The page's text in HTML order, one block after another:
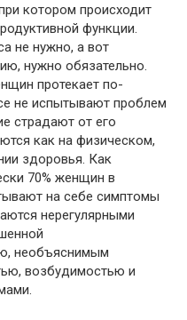
котором происходит
функции.
не нужно, а вот
нужно обязательно.
протекает по-
не испытывают проблем
страдают от его
как на физическом,
здоровья. Как
70% женщин в
на себе симптомы
нерегулярными
необъяснимым
возбудимостью и